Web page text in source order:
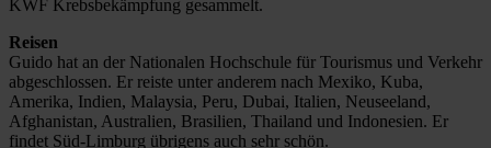
KWF Krebsbekämpfung gesammelt.
Reisen
Guido hat an der Nationalen Hochschule für Tourismus und Verkehr
abgeschlossen. Er reiste unter anderem nach Mexiko, Kuba,
Amerika, Indien, Malaysia, Peru, Dubai, Italien, Neuseeland,
Afghanistan, Australien, Brasilien, Thailand und Indonesien. Er
findet Süd-Limburg übrigens auch sehr schön.